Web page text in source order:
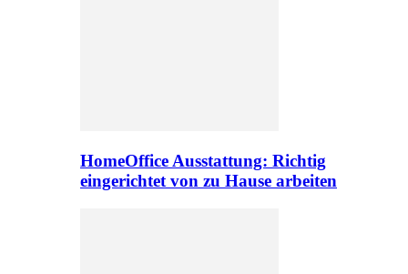
HomeOffice Ausstattung: Richtig
eingerichtet von zu Hause arbeiten